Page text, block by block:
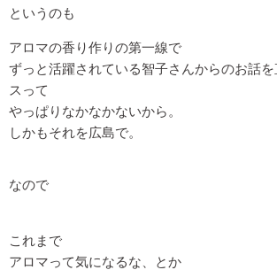
というのも
アロマの香り作りの第一線で
ずっと活躍されている智子さんからのお話
スって
やっぱりなかなかないから。
しかもそれを広島で。
なので
これまで
アロマって気になるな、とか